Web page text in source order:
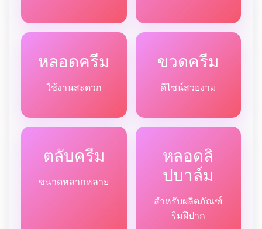
หลอดครีม
ใช้งานสะดวก
ขวดครีม
ดีไซน์สวยงาม
ตลับครีม
ขนาดหลากหลาย
หลอดลิ
ปบาล์ม
สำหรับผลิตภัณฑ์
ริมฝีปาก